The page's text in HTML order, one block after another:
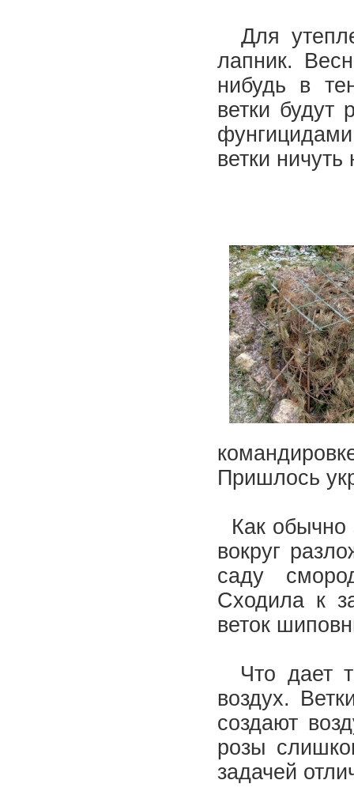
Для
лапник.
нибудь в
ветки будут
ветки
Пришлось
Как обычно
вокруг
саду
Сходила к
веток
Что дает
воздух.
создают
розы
задачей